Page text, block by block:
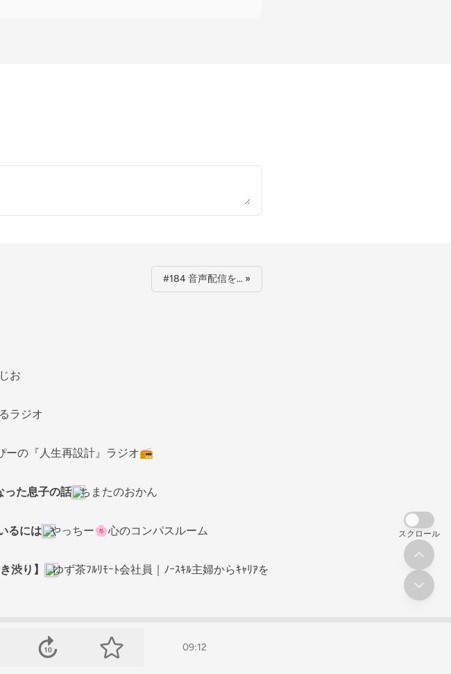
09:12
#184 音声配信を… »
お
ラジオ
ーの『人生再設計』ラジオ📻️
た息子の話 ちまたのおかん
るには やっちー🌸心のコンパスルーム
渋り】 ゆず茶ﾌﾙﾘﾓｰﾄ会社員｜ﾉｰｽｷﾙ主婦からｷｬﾘｱを積み上げラジオ
スクロール